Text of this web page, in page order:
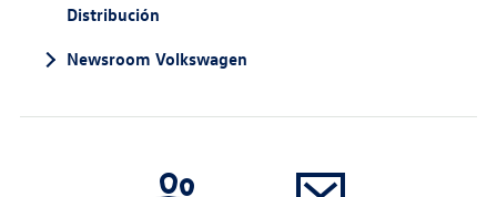
Distribución
Newsroom Volkswagen